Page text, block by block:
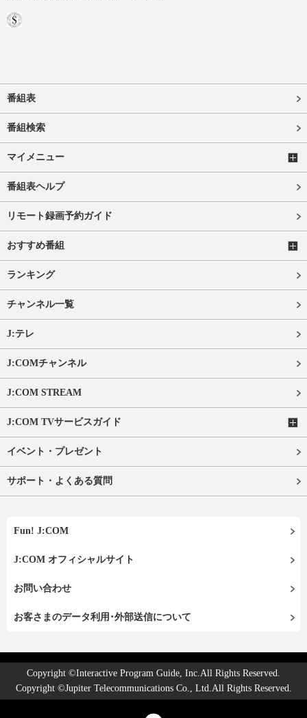
番組表
番組検索
マイメニュー
番組表ヘルプ
リモート録画予約ガイド
おすすめ番組
ランキング
チャンネル一覧
J:テレ
J:COMチャンネル
J:COM STREAM
J:COM TVサービスガイド
イベント・プレゼント
サポート・よくある質問
Fun! J:COM
J:COM オフィシャルサイト
お問い合わせ
お客さまのデータ利用･外部送信について
Copyright ©Interactive Program Guide, Inc.All Rights Reserved.
Copyright ©Jupiter Telecommunications Co., Ltd.All Rights Reserved.